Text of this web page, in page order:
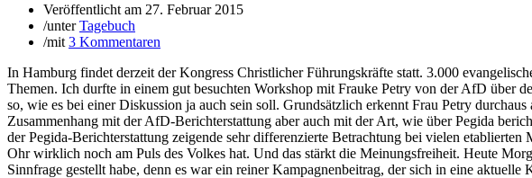
Veröffentlicht am 27. Februar 2015
/unterTagebuch
/mit 3 Kommentaren
In Hamburg findet derzeit der Kongress Christlicher Führungskräfte statt. 3.000
Themen. Ich durfte in einem gut besuchten Workshop mit Frauke Petry von der AfD über
so, wie es bei einer Diskussion ja auch sein soll. Grundsätzlich erkennt Frau Petry
Zusammenhang mit der AfD-Berichterstattung aber auch mit der Art, wie über Pegida
der Pegida-Berichterstattung zeigende sehr differenzierte Betrachtung bei vielen
Ohr wirklich noch am Puls des Volkes hat. Und das stärkt die Meinungsfreiheit. Heute
Sinnfrage gestellt habe, denn es war ein reiner Kampagnenbeitrag, der sich in eine